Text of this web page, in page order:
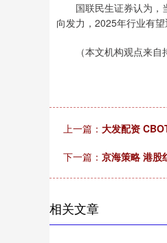
国联民生证券认为，当
向发力，2025年行业有望
（本文机构观点来自持
上一篇： 大发配资
下一篇： 京海策略 港股
相关文章